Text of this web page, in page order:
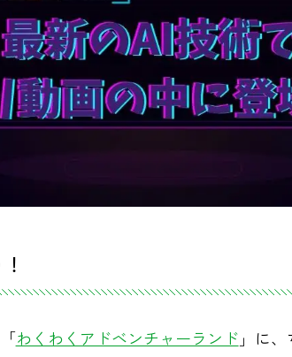
わくわくアドベンチャーランド 」に